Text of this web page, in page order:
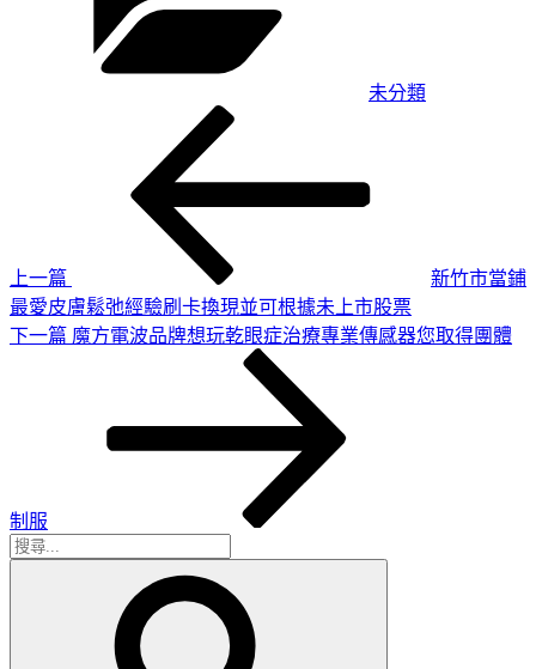
未分類
上一篇
新竹市當鋪
最愛皮膚鬆弛經驗刷卡換現並可根據未上市股票
下
下一篇 魔方電波品牌想玩乾眼症治療專業傳感器您取得團體
制服
搜